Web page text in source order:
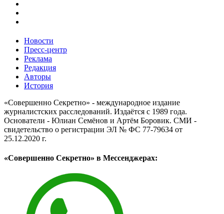
Новости
Пресс-центр
Реклама
Редакция
Авторы
История
«Совершенно Секретно» - международное издание
журналистских расследований. Издаётся с 1989 года.
Основатели - Юлиан Семёнов и Артём Боровик. CМИ -
свидетельство о регистрации ЭЛ № ФС 77-79634 от
25.12.2020 г.
«Совершенно Секретно» в Мессенджерах: